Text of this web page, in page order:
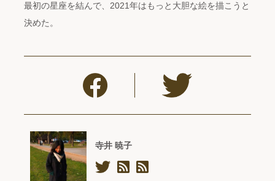
最初の星座を結んで、2021年はもっと大胆な絵を描こうと
決めた。
寺井 暁子